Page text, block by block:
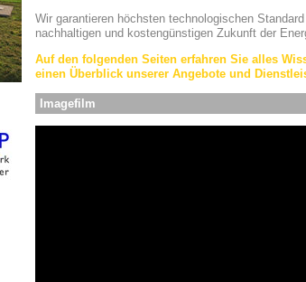
Wir garantieren höchsten technologischen
nachhaltigen und kostengünstigen Zukunft der
Auf den folgenden Seiten erfahren Sie alles
einen Überblick unserer Angebote und
Imagefilm